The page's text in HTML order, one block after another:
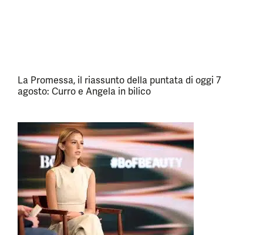
La Promessa, il riassunto della puntata di oggi 7
agosto: Curro e Angela in bilico